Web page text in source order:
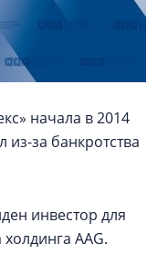
начала в 2014
за банкротства
инвестор для
AAG.